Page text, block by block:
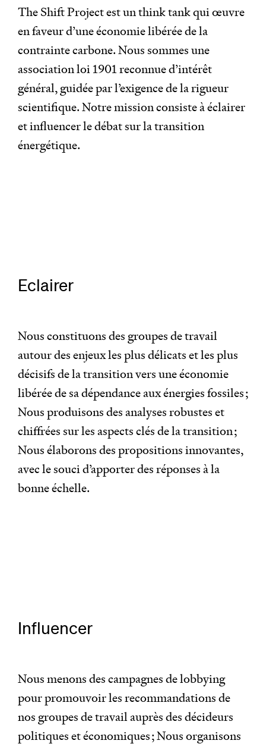
The Shift Project est un think tank qui œuvre
en faveur d’une économie libérée de la
contrainte carbone. Nous sommes une
association loi 1901 reconnue d’intérêt
général, guidée par l’exigence de la rigueur
scientifique. Notre mission consiste à éclairer
et influencer le débat sur la transition
énergétique.
Eclairer
Nous constituons des groupes de travail
autour des enjeux les plus délicats et les plus
décisifs de la transition vers une économie
libérée de sa dépendance aux énergies fossiles ;
Nous produisons des analyses robustes et
chiffrées sur les aspects clés de la transition ;
Nous élaborons des propositions innovantes,
avec le souci d’apporter des réponses à la
bonne échelle.
Influencer
Nous menons des campagnes de lobbying
pour promouvoir les recommandations de
nos groupes de travail auprès des décideurs
politiques et économiques ; Nous organisons